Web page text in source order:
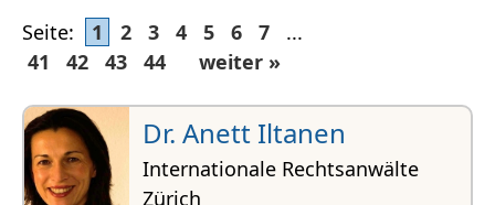
Seite: 1 2 3 4 5 6 7
...
41
42 43 44 weiter »
Dr. Anett Iltanen
Internationale Rechtsanwälte
Zürich